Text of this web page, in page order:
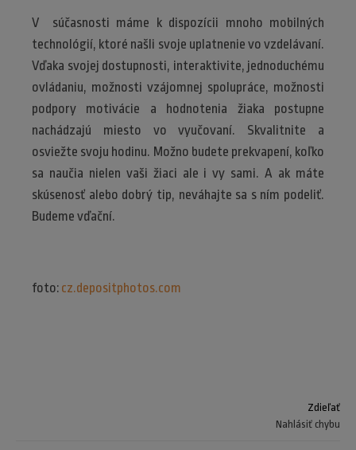
V súčasnosti máme k dispozícii mnoho mobilných
technológií, ktoré našli svoje uplatnenie vo vzdelávaní.
Vďaka svojej dostupnosti, interaktivite, jednoduchému
ovládaniu, možnosti vzájomnej spolupráce, možnosti
podpory motivácie a hodnotenia žiaka postupne
nachádzajú miesto vo vyučovaní. Skvalitnite a
osviežte svoju hodinu. Možno budete prekvapení, koľko
sa naučia nielen vaši žiaci ale i vy sami. A ak máte
skúsenosť alebo dobrý tip, neváhajte sa s ním podeliť.
Budeme vďační.
foto: cz.depositphotos.com
Zdieľať
Nahlásiť chybu